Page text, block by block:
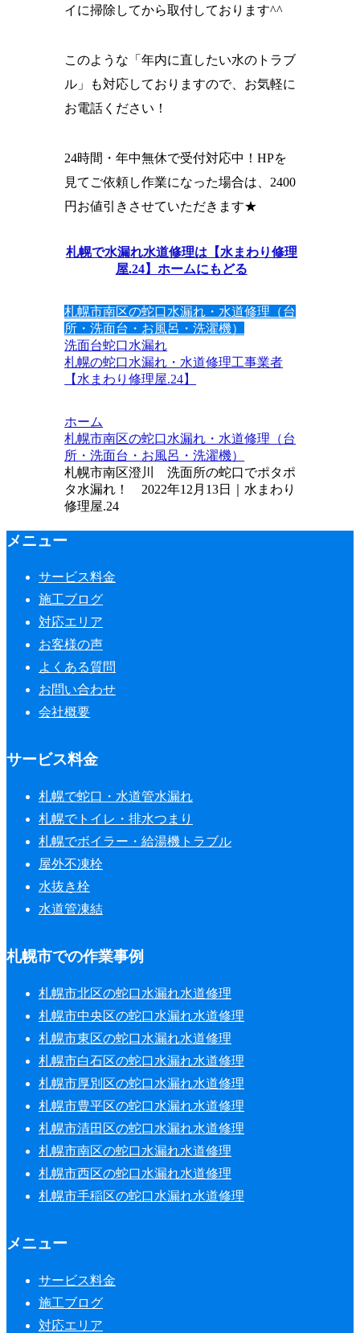
イに掃除してから取付しております^^
このような「年内に直したい水のトラブ
ル」も対応しておりますので、お気軽に
お電話ください！
24時間・年中無休で受付対応中！HPを
見てご依頼し作業になった場合は、2400
円お値引きさせていただきます★
札幌で水漏れ水道修理は【水まわり修理
屋.24】ホームにもどる
札幌市南区の蛇口水漏れ・水道修理（台
所・洗面台・お風呂・洗濯機）
洗面台蛇口水漏れ
札幌の蛇口水漏れ・水道修理工事業者
【水まわり修理屋.24】
ホーム
札幌市南区の蛇口水漏れ・水道修理（台
所・洗面台・お風呂・洗濯機）
札幌市南区澄川 洗面所の蛇口でポタポ
タ水漏れ！ 2022年12月13日｜水まわり
修理屋.24
メニュー
サービス料金
施工ブログ
対応エリア
お客様の声
よくある質問
お問い合わせ
会社概要
サービス料金
札幌で蛇口・水道管水漏れ
札幌でトイレ・排水つまり
札幌でボイラー・給湯機トラブル
屋外不凍栓
水抜き栓
水道管凍結
札幌市での作業事例
札幌市北区の蛇口水漏れ水道修理
札幌市中央区の蛇口水漏れ水道修理
札幌市東区の蛇口水漏れ水道修理
札幌市白石区の蛇口水漏れ水道修理
札幌市厚別区の蛇口水漏れ水道修理
札幌市豊平区の蛇口水漏れ水道修理
札幌市清田区の蛇口水漏れ水道修理
札幌市南区の蛇口水漏れ水道修理
札幌市西区の蛇口水漏れ水道修理
札幌市手稲区の蛇口水漏れ水道修理
メニュー
サービス料金
施工ブログ
対応エリア